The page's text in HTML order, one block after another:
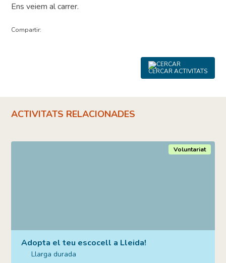
Ens veiem al carrer.
Compartir:
CERCAR ACTIVITATS
ACTIVITATS RELACIONADES
Adopta el teu escocell a Lleida!
Llarga durada
Voluntariat